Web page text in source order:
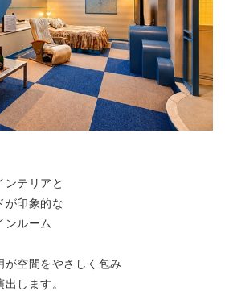
ンテリアと
が印象的な
ンルーム
空間をやさしく包み
します。